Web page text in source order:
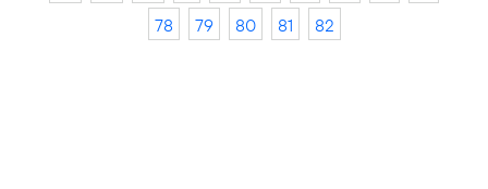
78
79 80 81 82